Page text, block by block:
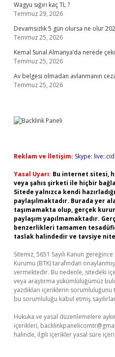
Wagyu sığırı kaç TL ?
Temmuz 29, 2026
Devamsızlık 5 gün olursa ne olur
Temmuz 25, 2026
Kemal Sunal Almanya’da nerede
Temmuz 25, 2026
Av belgesi olmadan avlanmanın
Temmuz 25, 2026
Reklam ve İletişim: Skype:
Yasal Uyarı: Bu internet sitesi,
veya şahıs şirketi ile hiçbir
Sitede yalnızca kendi
paylaşılmaktadır. Burada yer
taşımamakta olup, gerçek
paylaşım yapılmamaktadır.
benzerlikleri tamamen
taslak halindedir ve tavsiye
Sitemiz, 5651 Sayılı Kanun
Kurumu (BTK) tarafından
vermektedir. Bu nedenle, sitedeki
veya araştırma yükümlülüğümüz
yazdıkları içeriklerin
bu sorumluluğu kabul etmiş
Hukuka ve yasal düzenlemelere
içerikleri,
halinde, ilgili içerikler yasal süre